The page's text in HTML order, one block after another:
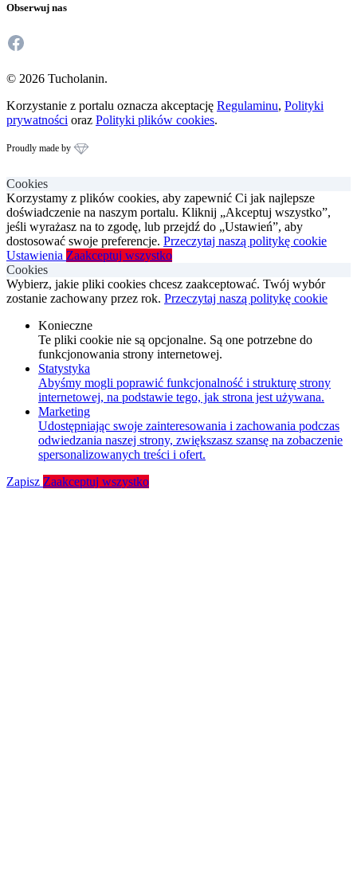
Obserwuj nas
Facebook
© 2026 Tucholanin.
Korzystanie z portalu oznacza akceptację Regulaminu, Polityki
prywatności oraz Polityki plików cookies.
Proudly made by
Cookies
Korzystamy z plików cookies, aby zapewnić Ci jak najlepsze
doświadczenie na naszym portalu. Kliknij „Akceptuj wszystko”,
jeśli wyrażasz na to zgodę, lub przejdź do „Ustawień”, aby
dostosować swoje preferencje. Przeczytaj naszą politykę cookie
Ustawienia Zaakceptuj wszystko
Cookies
Wybierz, jakie pliki cookies chcesz zaakceptować. Twój wybór
zostanie zachowany przez rok. Przeczytaj naszą politykę cookie
Konieczne
Te pliki cookie nie są opcjonalne. Są one potrzebne do
funkcjonowania strony internetowej.
Statystyka
Abyśmy mogli poprawić funkcjonalność i strukturę strony
internetowej, na podstawie tego, jak strona jest używana.
Marketing
Udostępniając swoje zainteresowania i zachowania podczas
odwiedzania naszej strony, zwiększasz szansę na zobaczenie
spersonalizowanych treści i ofert.
Zapisz Zaakceptuj wszystko